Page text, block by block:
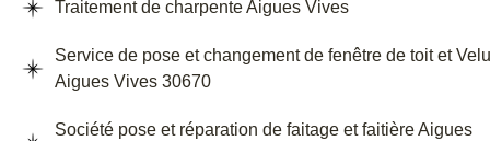
Traitement de charpente Aigues Vives
Service de pose et changement de fenêtre de toit et
Aigues Vives 30670
Société pose et réparation de faitage et faitière Aigues